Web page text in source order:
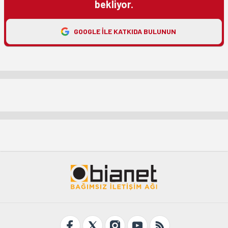
bekliyor.
GOOGLE ILE KATKIDA BULUNUN